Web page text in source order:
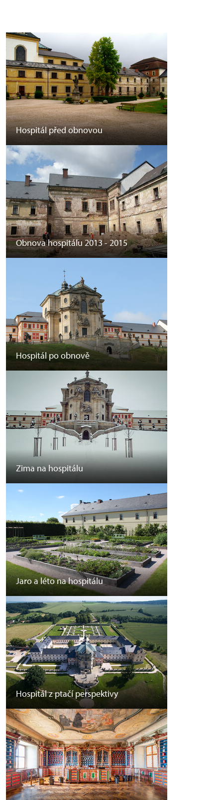
Hospitál před obnovou
Obnova hospitálu 2013 - 2015
Hospitál po obnově
Zima na hospitálu
Jaro a léto na hospitálu
Hospitál z ptačí perspektivy